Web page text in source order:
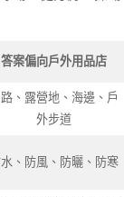
答案偏向戶外用品店
、露營地、海邊、戶
外步道
水、防風、防曬、防寒